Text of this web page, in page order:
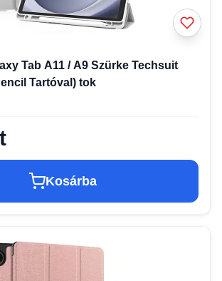
Tab A11 / A9 Szürke Techsuit
Tartóval) tok
Kosárba